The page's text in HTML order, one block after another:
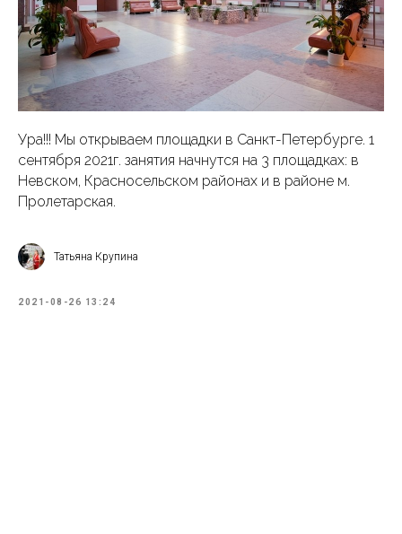
Ура!!! Мы открываем площадки в Санкт-Петербурге. 1
сентября 2021г. занятия начнутся на 3 площадках: в
Невском, Красносельском районах и в районе м.
Пролетарская.
Татьяна Крупина
2021-08-26 13:24